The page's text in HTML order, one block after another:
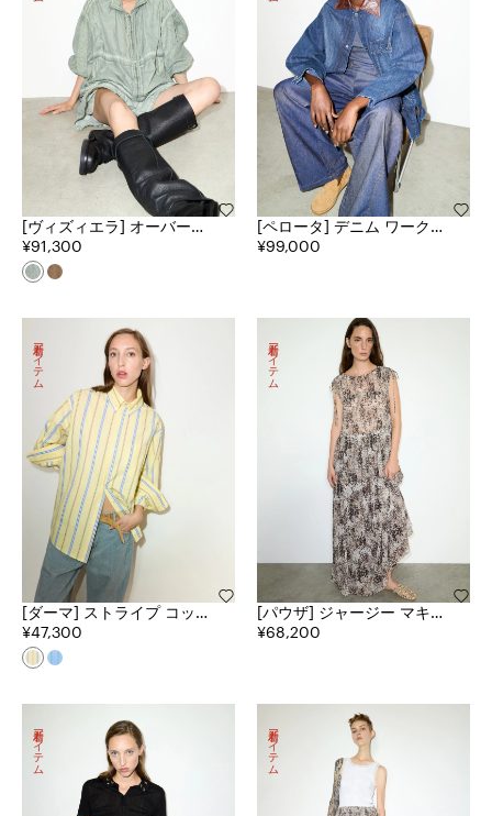
[ヴィズィエラ] オーバーサ
イズ ナイロン ボンバー ジ
ャケット
¥91,300
[ペロータ] デニム ワークジ
ャケット
¥99,000
[ダーマ] ストライプ コット
ン ポプリン シャツ
¥47,300
新着アイテム
[パウザ] ジャージー マキシ
ドレス
¥68,200
新着アイテム
新着アイテム 新着アイテム